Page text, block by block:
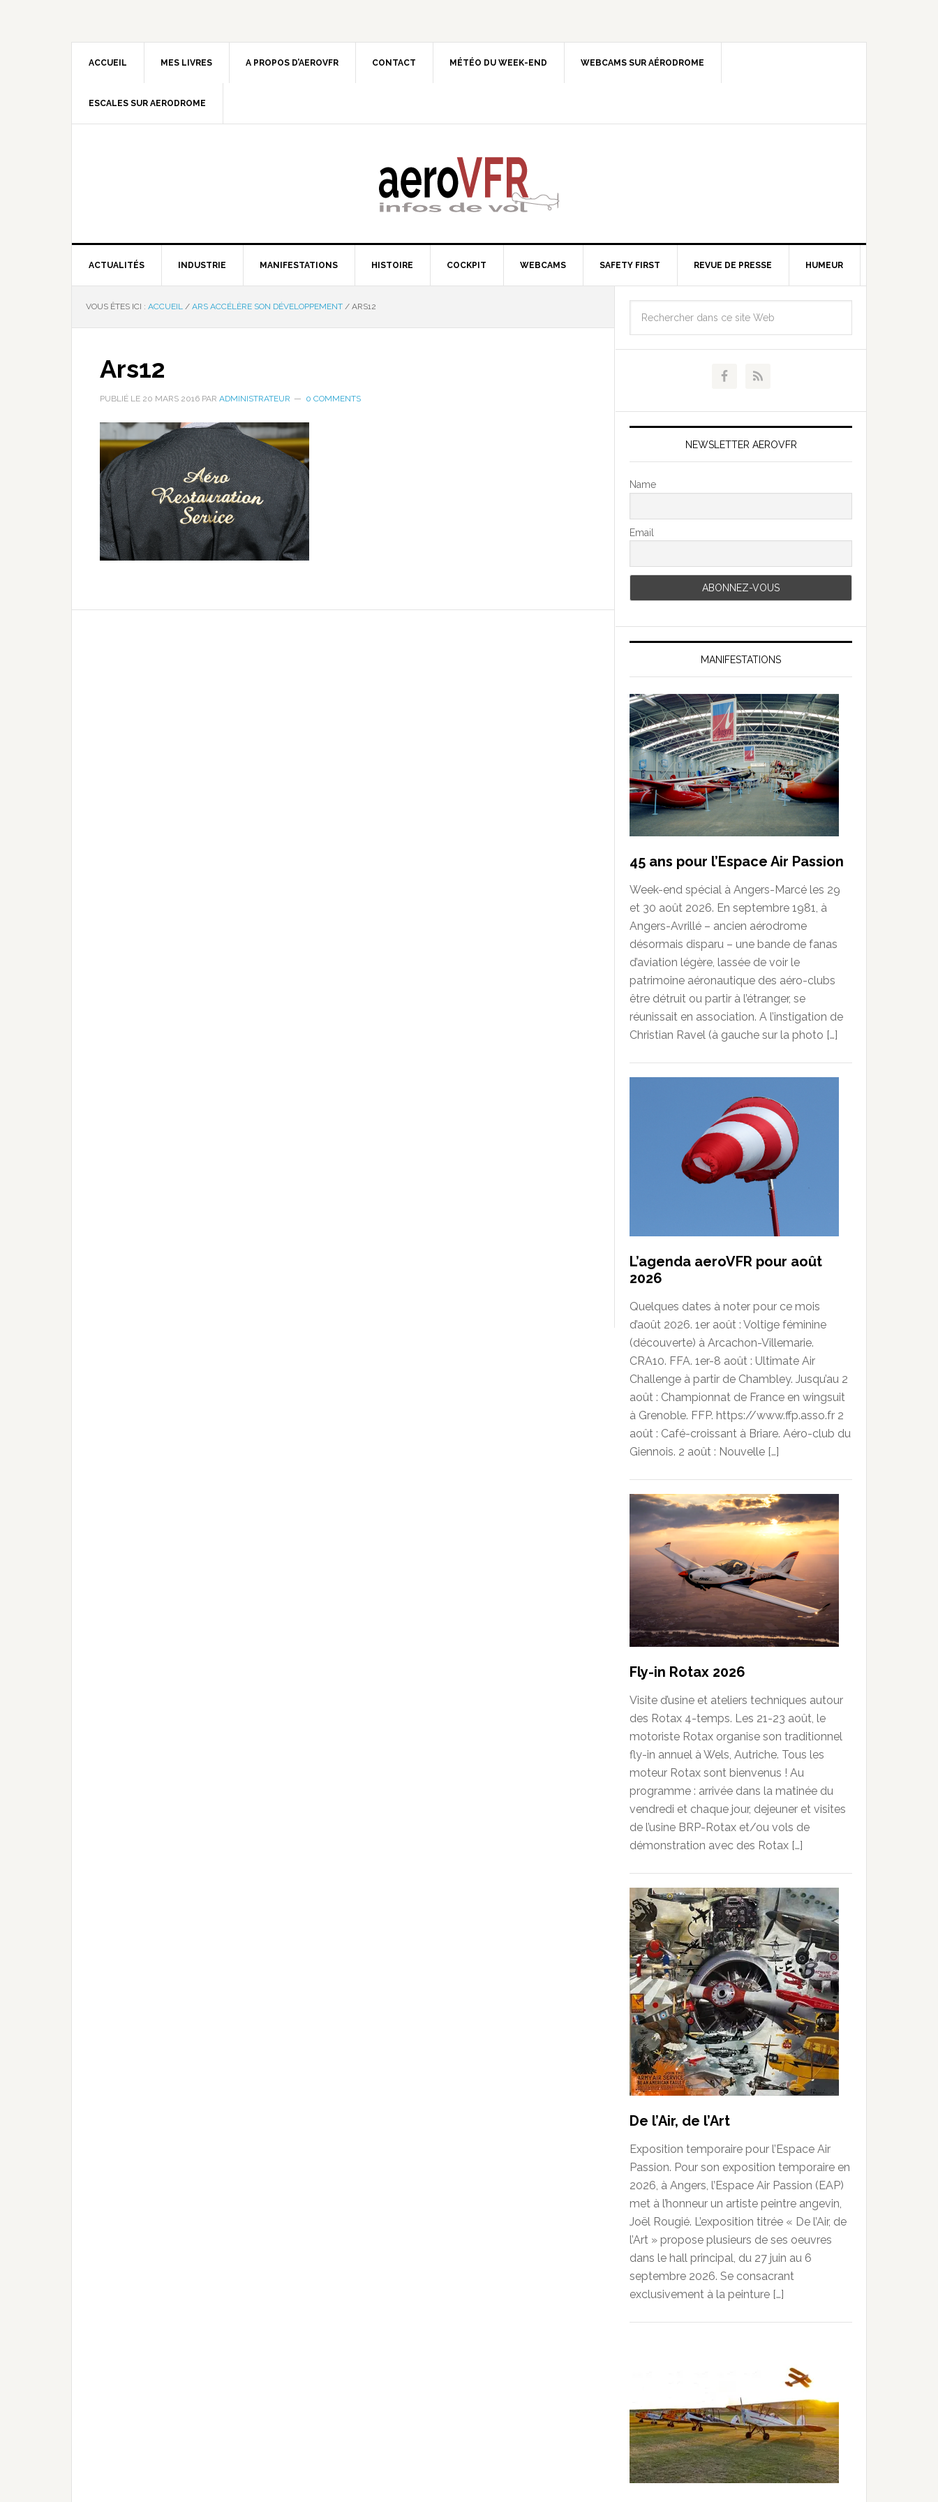
ACCUEIL MES LIVRES A PROPOS D’AEROVFR CONTACT MÉTÉO DU WEEK-END WEBCAMS SUR AÉRODROME
ESCALES SUR AERODROME
ACTUALITÉS INDUSTRIE MANIFESTATIONS HISTOIRE COCKPIT WEBCAMS SAFETY FIRST REVUE DE PRESSE HUMEUR
VOUS ÊTES ICI : ACCUEIL / ARS ACCÉLÈRE SON DÉVELOPPEMENT / ARS12
Ars12
PUBLIÉ LE 20 MARS 2016 PAR ADMINISTRATEUR 0 COMMENTS
NEWSLETTER AEROVFR
Name
Email
MANIFESTATIONS
45 ans pour l’Espace Air Passion
Week-end spécial à Angers-Marcé les 29
et 30 août 2026. En septembre 1981, à
Angers-Avrillé – ancien aérodrome
désormais disparu – une bande de fanas
d’aviation légère, lassée de voir le
patrimoine aéronautique des aéro-clubs
être détruit ou partir à l’étranger, se
réunissait en association. A l’instigation de
Christian Ravel (à gauche sur la photo […]
L’agenda aeroVFR pour août
2026
Quelques dates à noter pour ce mois
d’août 2026. 1er août : Voltige féminine
(découverte) à Arcachon-Villemarie.
CRA10. FFA. 1er-8 août : Ultimate Air
Challenge à partir de Chambley. Jusqu’au 2
août : Championnat de France en wingsuit
à Grenoble. FFP. https://www.ffp.asso.fr 2
août : Café-croissant à Briare. Aéro-club du
Giennois. 2 août : Nouvelle […]
Fly-in Rotax 2026
Visite d’usine et ateliers techniques autour
des Rotax 4-temps. Les 21-23 août, le
motoriste Rotax organise son traditionnel
fly-in annuel à Wels, Autriche. Tous les
moteur Rotax sont bienvenus ! Au
programme : arrivée dans la matinée du
vendredi et chaque jour, dejeuner et visites
de l’usine BRP-Rotax et/ou vols de
démonstration avec des Rotax […]
De l’Air, de l’Art
Exposition temporaire pour l’Espace Air
Passion. Pour son exposition temporaire en
2026, à Angers, l’Espace Air Passion (EAP)
met à l’honneur un artiste peintre angevin,
Joël Rougié. L’exposition titrée « De l’Air, de
l’Art » propose plusieurs de ses oeuvres
dans le hall principal, du 27 juin au 6
septembre 2026. Se consacrant
exclusivement à la peinture […]